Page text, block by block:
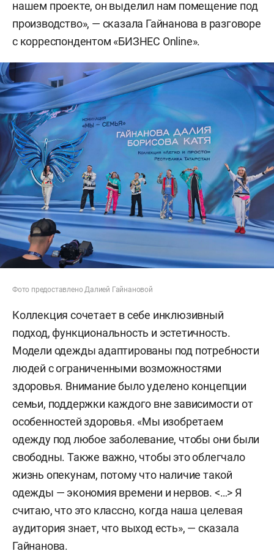
нашем проекте, он выделил нам помещение под
производство», — сказала Гайнанова в разговоре
с корреспондентом «БИЗНЕС Online».
Фото предоставлено Далией Гайнановой
Коллекция сочетает в себе инклюзивный
подход, функциональность и эстетичность.
Модели одежды адаптированы под потребности
людей с ограниченными возможностями
здоровья. Внимание было уделено концепции
семьи, поддержки каждого вне зависимости от
особенностей здоровья. «Мы изобретаем
одежду под любое заболевание, чтобы они были
свободны. Также важно, чтобы это облегчало
жизнь опекунам, потому что наличие такой
одежды — экономия времени и нервов. <…> Я
считаю, что это классно, когда наша целевая
аудитория знает, что выход есть», — сказала
Гайнанова.